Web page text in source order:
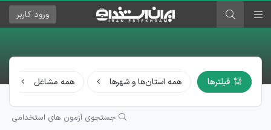
ورود کاربر
فیلترها همه استان‌ها و شهرها همه مشاغل
جستجوی آزمون های استخدامی